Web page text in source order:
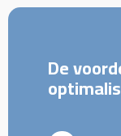
De